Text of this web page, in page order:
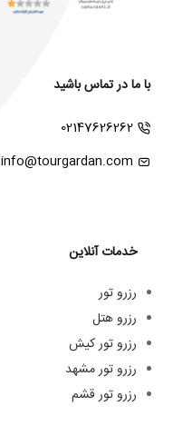
با ما در تماس باشید
02147626262
info@tourgardan.com
خدمات آنلاین
رزرو تور
رزرو هتل
رزرو تور کیش
رزرو تور مشهد
رزرو تور قشم